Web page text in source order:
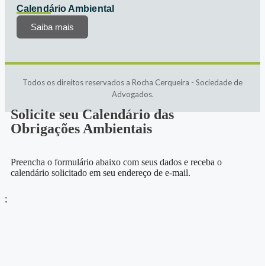
Calendário Ambiental
Saiba mais
Todos os direitos reservados a Rocha Cerqueira - Sociedade de
Advogados.
Solicite seu Calendário das
Obrigações Ambientais
Preencha o formulário abaixo com seus dados e receba o
calendário solicitado em seu endereço de e-mail.
;